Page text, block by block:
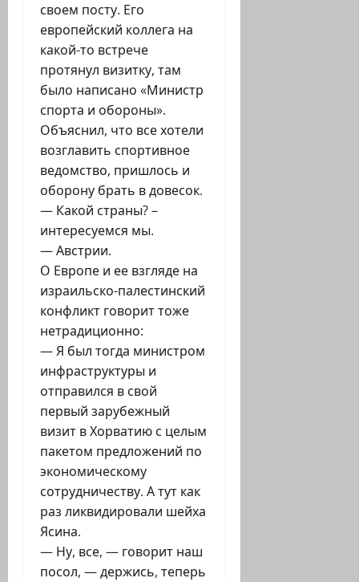
своем посту. Его
европейский коллега на
какой-то встрече
протянул визитку, там
было написано «Министр
спорта и обороны».
Объяснил, что все хотели
возглавить спортивное
ведомство, пришлось и
оборону брать в довесок.
— Какой страны? –
интересуемся мы.
— Австрии.
О Европе и ее взгляде на
израильско-палестинский
конфликт говорит тоже
нетрадиционно:
— Я был тогда министром
инфраструктуры и
отправился в свой
первый зарубежный
визит в Хорватию с целым
пакетом предложений по
экономическому
сотрудничеству. А тут как
раз ликвидировали шейха
Ясина.
— Ну, все, — говорит наш
посол, — держись, теперь